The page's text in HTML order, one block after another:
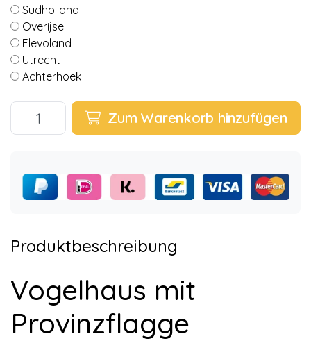
Südholland
Overijsel
Flevoland
Utrecht
Achterhoek
Zum Warenkorb hinzufügen
Produktbeschreibung
Vogelhaus mit
Provinzflagge